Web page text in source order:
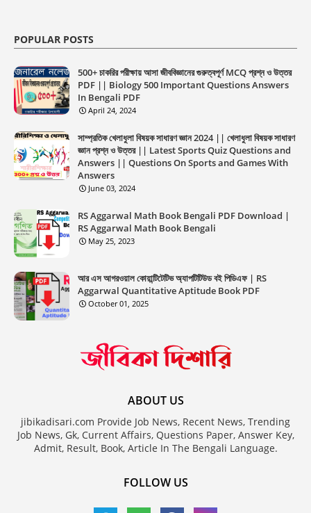
POPULAR POSTS
500+ চাকরির পরীক্ষায় আসা জীববিজ্ঞানের গুরুত্বপূর্ণ MCQ প্রশ্ন ও উত্তর
PDF || Biology 500 Important Questions Answers
In Bengali PDF
April 24, 2024
সাম্প্রতিক খেলাধুলা বিষয়ক সাধারণ জ্ঞান 2024 || খেলাধুলা বিষয়ক সাধারণ
জ্ঞান প্রশ্ন ও উত্তর || Latest Sports Quiz Questions and
Answers || Questions On Sports and Games With
Answers
June 03, 2024
RS Aggarwal Math Book Bengali PDF Download |
RS Aggarwal Math Book Bengali
May 25, 2023
আর এস আগরওয়াল কোয়ান্টিটেটিভ অ্যাপটিটিউড বই পিডিএফ | RS
Aggarwal Quantitative Aptitude Book PDF
October 01, 2025
ABOUT US
jibikadisari.com Provide Job News, Recent News, Trending
Job News, Gk, Current Affairs, Questions Paper, Answer Key,
Admit, Result, Book, Article In The Bengali Language.
FOLLOW US